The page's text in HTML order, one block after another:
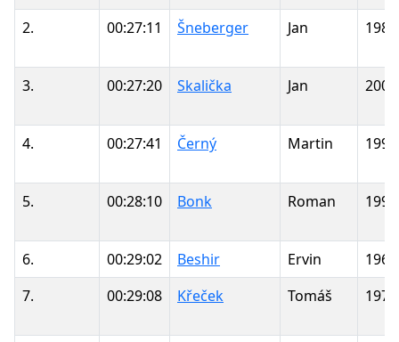
2. 00:27:11 Šneberger Jan 1985
3. 00:27:20 Skalička Jan 2000
4. 00:27:41 Černý Martin 1991
5. 00:28:10 Bonk Roman 1993
6. 00:29:02 Beshir Ervin
1967
7.
00:29:08 Křeček Tomáš 1972